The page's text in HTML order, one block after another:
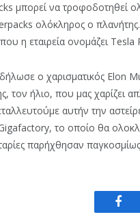
μπορεί να τροφοδοτηθεί
ολόκληρος ο
η εταιρεία ονομάζει Tesla
ο χαρισματικός Elon
τον ήλιο, που μας χαρίζει
αυτήν την
το οποίο θα
παρήχθησαν